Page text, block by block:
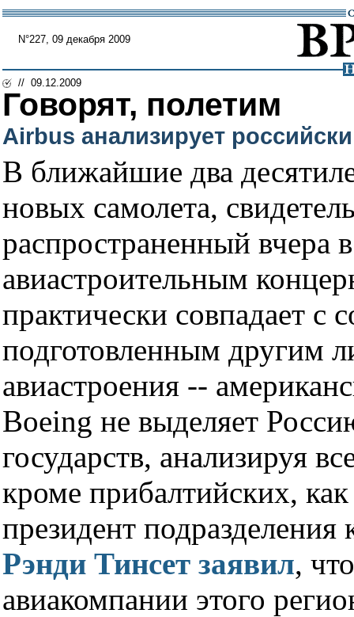
N°227, 09 декабря 2009
// 09.12.2009
Говорят, полетим
Airbus анализирует
В ближайшие два
новых самолета,
распространенный вчера
авиастроительным
практически совпадает с
подготовленным другим
авиастроения --
Boeing не выделяет
государств, анализируя
кроме прибалтийских,
президент
Рэнди Тинсет заявил,
авиакомпании этого